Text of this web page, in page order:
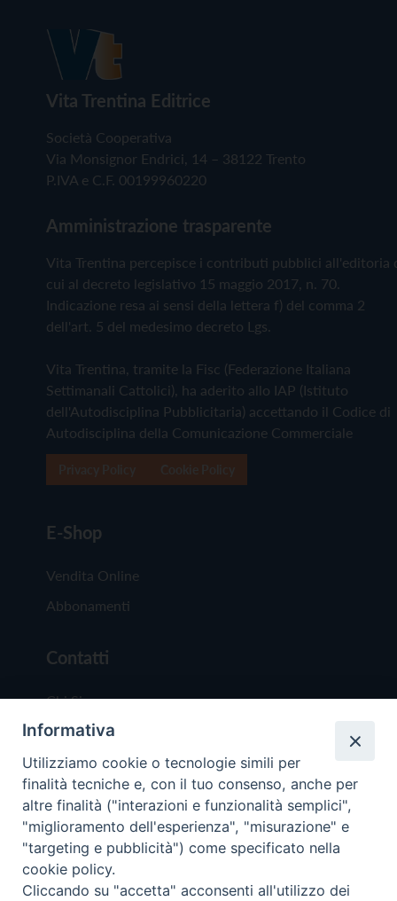
Vita Trentina Editrice
Società Cooperativa
Via Monsignor Endrici, 14 – 38122 Trento
P.IVA e C.F. 00199960220
Amministrazione trasparente
Vita Trentina percepisce i contributi pubblici all'editoria
cui al decreto legislativo 15 maggio 2017, n. 70.
Indicazione resa ai sensi della lettera f) del comma 2
dell'art. 5 del medesimo decreto Lgs.
Vita Trentina, tramite la Fisc (Federazione Italiana
Settimanali Cattolici), ha aderito allo IAP (Istituto
dell'Autodisciplina Pubblicitaria) accettando il Codice di
Autodisciplina della Comunicazione Commerciale
E-Shop
Vendita Online
Abbonamenti
Contatti
Chi Siamo
Redazione
Scrivici
Copyright © 2019 - Tutti i diritti riservati - Vita
Informativa
Utilizziamo cookie o tecnologie simili per
finalità tecniche e, con il tuo consenso, anche per
altre finalità ("interazioni e funzionalità semplici",
"miglioramento dell'esperienza", "misurazione" e
"targeting e pubblicità") come specificato nella
cookie policy.
Cliccando su "accetta" acconsenti all'utilizzo dei